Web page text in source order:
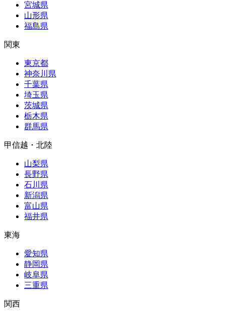
宮城県
山形県
福島県
関東
東京都
神奈川県
千葉県
埼玉県
茨城県
栃木県
群馬県
甲信越・北陸
山梨県
長野県
石川県
新潟県
富山県
福井県
東海
愛知県
静岡県
岐阜県
三重県
関西